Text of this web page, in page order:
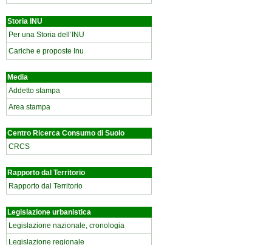
Storia INU
Per una Storia dell’INU
Cariche e proposte Inu
Media
Addetto stampa
Area stampa
Centro Ricerca Consumo di Suolo
CRCS
Rapporto dal Territorio
Rapporto dal Territorio
Legislazione urbanistica
Legislazione nazionale, cronologia
Legislazione regionale